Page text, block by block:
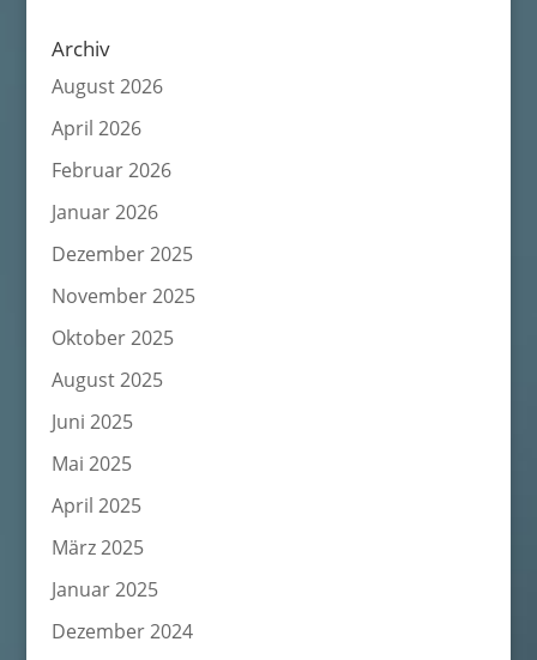
Archiv
August 2026
April 2026
Februar 2026
Januar 2026
Dezember 2025
November 2025
Oktober 2025
August 2025
Juni 2025
Mai 2025
April 2025
März 2025
Januar 2025
Dezember 2024